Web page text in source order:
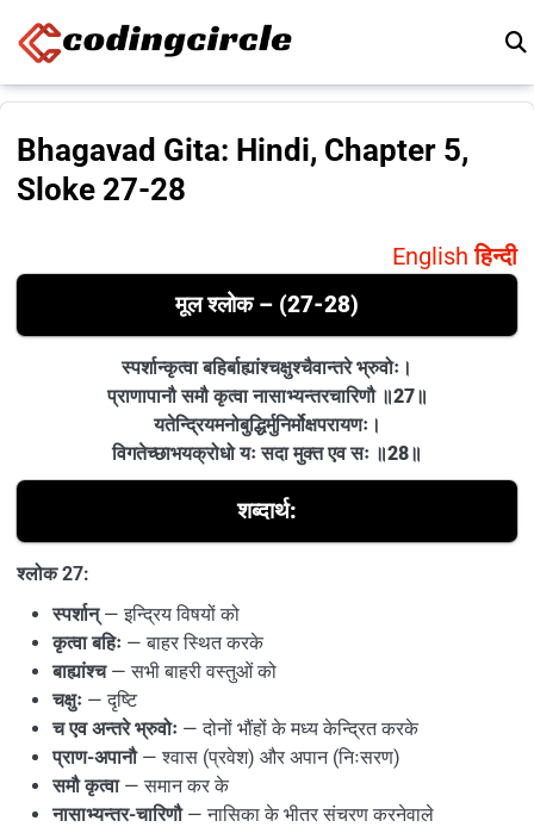
Bhagavad Gita: Hindi, Chapter 5,
Sloke 27-28
English हिन्दी
मूल श्लोक – (27-28)
स्पर्शान्कृत्वा बहिर्बाह्यांश्चक्षुश्चैवान्तरे भ्रुवोः।
प्राणापानौ समौ कृत्वा नासाभ्यन्तरचारिणौ ॥27॥
यतेन्द्रियमनोबुद्धिर्मुनिर्मोक्षपरायणः।
विगतेच्छाभयक्रोधो यः सदा मुक्त एव सः ॥28॥
शब्दार्थ:
श्लोक 27:
स्पर्शान्— इन्द्रिय विषयों को
कृत्वा बहिः — बाहर स्थित करके
बाह्यांश्च— सभी बाहरी वस्तुओं को
चक्षुः — दृष्टि
च एव अन्तरे भ्रुवोः — दोनों भौंहों के मध्य केन्द्रित करके
प्राण-अपानौ— श्वास (प्रवेश) और अपान (निःसरण)
समौ कृत्वा— समान कर के
नासाभ्यन्तर-चारिणौ— नासिका के भीतर संचरण करनेवाले